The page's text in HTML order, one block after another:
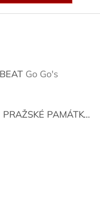
Go Go's
hvězdiček.
VYSTŘIHOVÁNKY - PRAŽSKÉ PAMÁTKY
hvězdiček.